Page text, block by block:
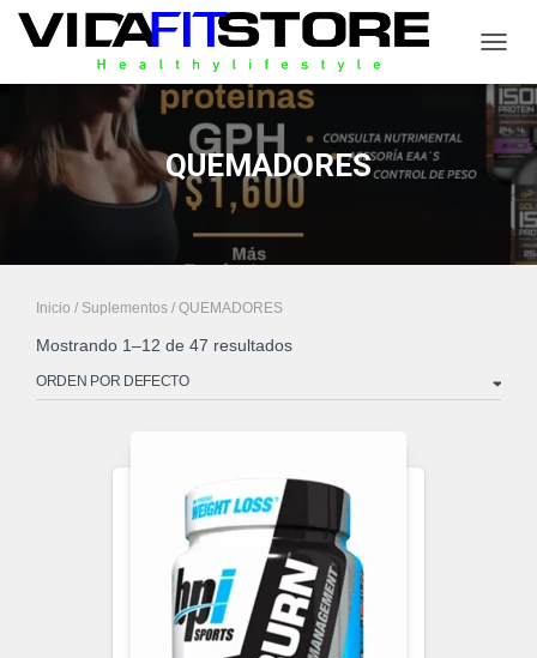
QUEMADORES
Inicio / Suplementos / QUEMADORES
Mostrando 1–12 de 47 resultados